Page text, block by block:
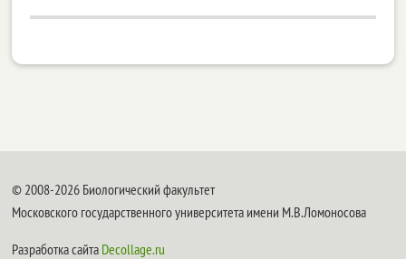
© 2008-2026 Биологический факультет
Московского государственного университета имени М.В.Ломоносова
Разработка сайта Decollage.ru